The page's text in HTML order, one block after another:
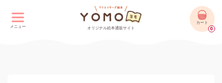
メニュー オリジナル絵本通販サイト
カート
0